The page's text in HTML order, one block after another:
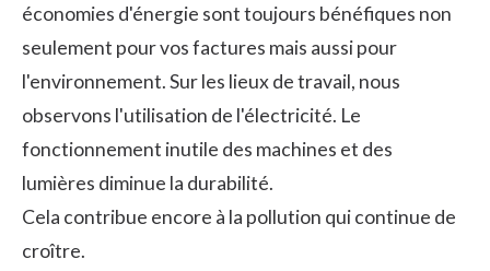
économies d'énergie sont toujours bénéfiques non
seulement pour vos factures mais aussi pour
l'environnement. Sur les lieux de travail, nous
observons l'utilisation de l'électricité. Le
fonctionnement inutile des machines et des
lumières diminue la durabilité.
Cela contribue encore à la pollution qui continue de
croître.